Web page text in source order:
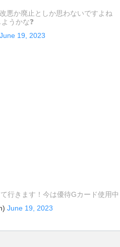
悪か廃止としか思わないですよね
うかな❓
June 19, 2023
行きます！今は優待Gカード使用中
June 19, 2023